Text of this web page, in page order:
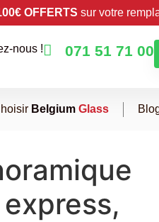
OFFERTS sur votre
nous ! 071 51 71 00
Belgium Glass